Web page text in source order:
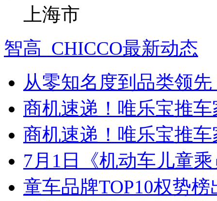
上海市
智高_CHICCO最新动态
从零知名度到品类领
商机速递！唯乐宝推
商机速递！唯乐宝推
7月1日《机动车儿童
童车品牌TOP10权势